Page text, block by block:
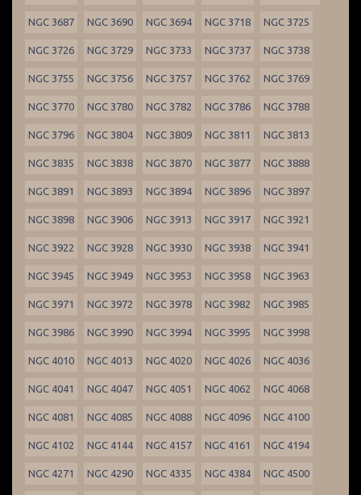
NGC 3687 NGC 3690 NGC 3694 NGC 3718 NGC 3725
NGC 3726 NGC 3729 NGC 3733 NGC 3737 NGC 3738
NGC 3755 NGC 3756 NGC 3757 NGC 3762 NGC 3769
NGC 3770 NGC 3780 NGC 3782 NGC 3786 NGC 3788
NGC 3796 NGC 3804 NGC 3809 NGC 3811 NGC 3813
NGC 3835 NGC 3838 NGC 3870 NGC 3877 NGC 3888
NGC 3891 NGC 3893 NGC 3894 NGC 3896 NGC 3897
NGC 3898 NGC 3906 NGC 3913 NGC 3917 NGC 3921
NGC 3922 NGC 3928 NGC 3930 NGC 3938 NGC 3941
NGC 3945 NGC 3949 NGC 3953 NGC 3958 NGC 3963
NGC 3971 NGC 3972 NGC 3978 NGC 3982 NGC 3985
NGC 3986 NGC 3990 NGC 3994 NGC 3995 NGC 3998
NGC 4010 NGC 4013 NGC 4020 NGC 4026 NGC 4036
NGC 4041 NGC 4047 NGC 4051 NGC 4062 NGC 4068
NGC 4081 NGC 4085 NGC 4088 NGC 4096 NGC 4100
NGC 4102 NGC 4144 NGC 4157 NGC 4161 NGC 4194
NGC 4271 NGC 4290 NGC 4335 NGC 4384 NGC 4500